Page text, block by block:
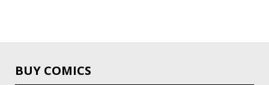
BUY COMICS